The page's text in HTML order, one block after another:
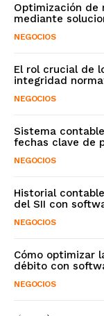
Optimización de
mediante
NEGOCIOS
El rol crucial de
integridad
NEGOCIOS
Sistema
fechas clave de
NEGOCIOS
Historial
del SII con
NEGOCIOS
Cómo optimizar
débito con
NEGOCIOS